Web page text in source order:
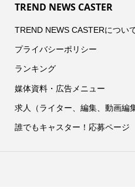
TREND NEWS CASTER
TREND NEWS CASTERについ
プライバシーポリシー
ランキング
媒体資料・広告メニュー
求人（ライター、編集、動画編
誰でもキャスター！応募ページ